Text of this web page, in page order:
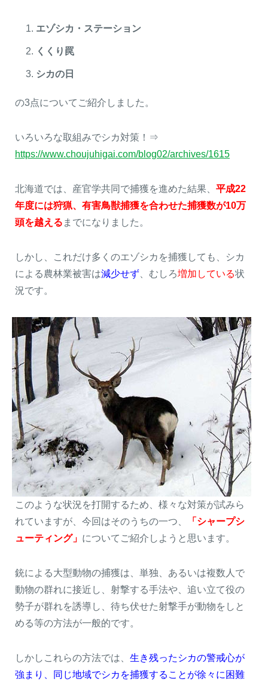
ご相談
お問い合わせ
閉じる
エゾシカ・ステーション
くくり罠
シカの日
の3点についてご紹介しました。
いろいろな取組みでシカ対策！⇒
https://www.choujuhigai.com/blog02/archives/1615
北海道では、産官学共同で捕獲を進めた結果、 平成22
年度には狩猟、有害鳥獣捕獲を合わせた捕獲数が10万
頭を越える までになりました。
しかし、これだけ多くのエゾシカを捕獲しても、シカ
による農林業被害は減少せず 、むしろ増加している状
況です。
このような状況を打開するため、様々な対策が試みら
れていますが、今回はそのうちの一つ、
「シャープシ
ューティング」 についてご紹介しようと思います。
銃による大型動物の捕獲は、単独、あるいは複数人で
動物の群れに接近し、射撃する手法や、追い立て役の
勢子が群れを誘導し、待ち伏せた射撃手が動物をしと
める等の方法が一般的です。
しかしこれらの方法では、 生き残ったシカの警戒心が
強まり、同じ地域でシカを捕獲することが徐々に困難